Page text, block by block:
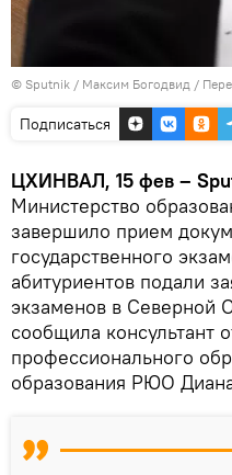
© Sputnik / Максим Богодвид /
Подписаться
ЦХИНВАЛ, 15 фев –
Министерство
завершило прием
государственного
абитуриентов подали
экзаменов в Северной
сообщила консультант
профессионального
образования РЮО